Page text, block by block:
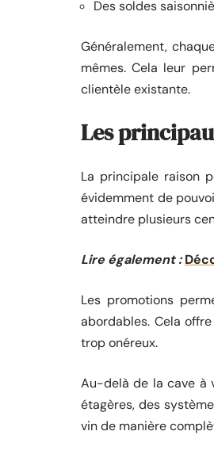
Des soldes
Généralement,
mêmes. Cela leur
clientèle existante.
Les
La principale raison
évidemment de
atteindre plusieurs
Lire également :
Les promotions
abordables. Cela
trop onéreux.
Au-delà de la cave à
étagères, des
vin de manière